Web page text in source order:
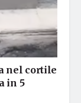
nel cortile
in 5